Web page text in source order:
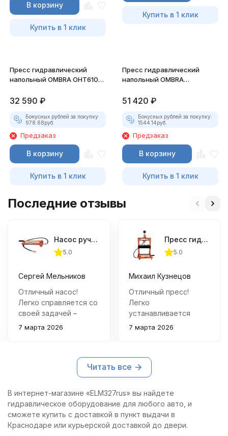
В корзину
Купить в 1 клик
Купить в 1 клик
Пресс гидравлический
напольный OMBRA OHT610M,
32 590 ₽
Бонусных рублей за покупку:
978.68руб.
Предзаказ
В корзину
Купить в 1 клик
Пресс гидравлический
напольный OMBRA
51 420 ₽
Бонусных рублей за покупку:
1544.14руб.
Предзаказ
В корзину
Купить в 1 клик
Последние отзывы
Насос ручной гидравлический OMBRA OHT820M 20 т.
5.0
Сергей Мельников
Отличный насос!
Легко справляется со
своей задачей –
поднимает
уверенно. Корпус
качественная, удобно
работе.
7 марта 2026
Пресс гидравлический настольный OMBRA OHT611M, 10 т.
5.0
Михаил Кузнецов
Отличный пресс!
Легко
устанавливается
даже в небольшом
Выполняет все
необходимые задачи
по запрессовке и
качественно.
7 марта 2026
Читать все
В интернет-магазине «ELM327rus» вы найдете
гидравлическое оборудование для любого авто, и
сможете купить с доставкой в пункт выдачи в
Краснодаре или курьерской доставкой до двери.